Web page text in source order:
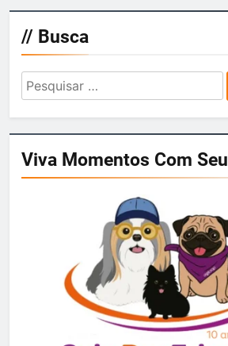
// Busca
Pesquisar
por:
Viva Momentos Com Seu